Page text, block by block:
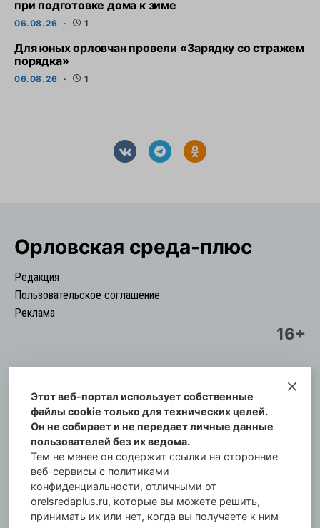
при подготовке дома к зиме
06.08.26 1
Для юных орловчан провели «Зарядку со стражем
порядка»
06.08.26 1
Орловская cреда-плюс
Редакция
Пользовательское соглашение
Реклама
16+
© Информационный городской портал
Орловская cреда-плюс, 2021-2026
Свидетельство о регистрации СМИ: ПИ №57-
00254 от 29 октября 2013 г.
Газета зарегистрирована Управлением
Федеральной службы по надзору в сфере связи,
информационных технологий и массовых
коммуникаций по Орловской области.
Этот веб-портал использует собственные
файлы cookie только для технических целей.
Он не собирает и не передает личные данные
пользователей без их ведома.
Тем не менее он содержит ссылки на сторонние
веб-сервисы с политиками
конфиденциальности, отличными от
orelsredaplus.ru, которые вы можете решить,
принимать их или нет, когда вы получаете к ним